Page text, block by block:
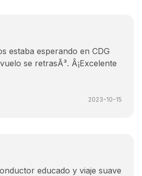
estaba esperando en CDG
se retrasÃ³. Â¡Excelente
2023-10-15
educado y viaje suave